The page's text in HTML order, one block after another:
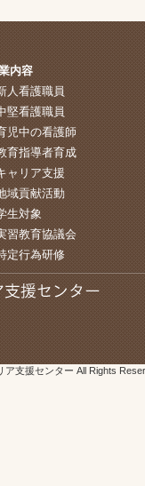
内容
人看護職員
堅看護職員
児中の看護師
育指導者育成
ャリア支援
域貢献活動
生対象
習教育協議会
定行為研修
ア支援センター All Rights